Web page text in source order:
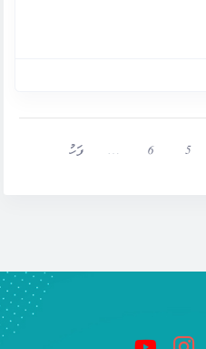
5
6
… ފަހު